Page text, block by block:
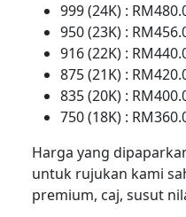
999 (24K) :
950 (23K) :
916 (22K) :
875 (21K) :
835 (20K) :
750 (18K) :
Harga yang
untuk rujukan kami
premium, caj, susut